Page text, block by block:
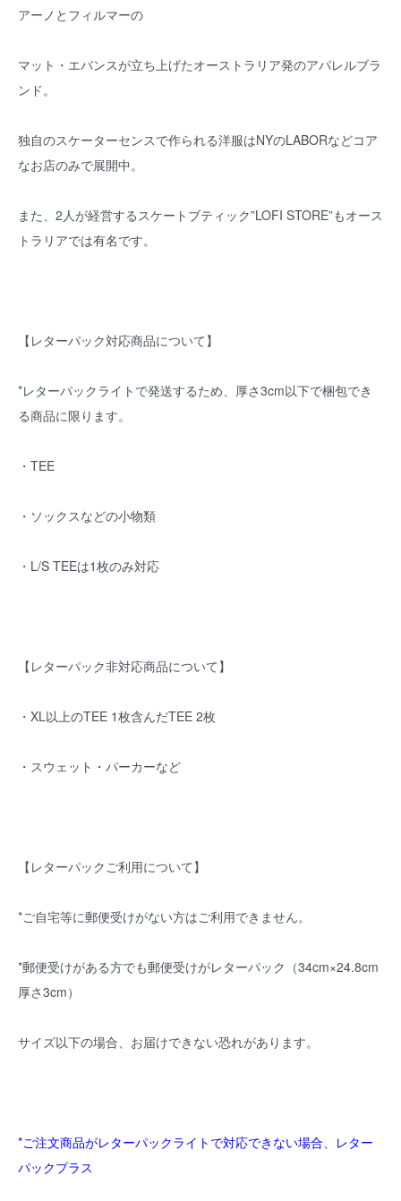
アーノとフィルマーの
マット・エバンスが立ち上げたオーストラリア発のアパレルブラ
ンド。
独自のスケーターセンスで作られる洋服はNYのLABORなどコア
なお店のみで展開中。
また、2人が経営するスケートブティック”LOFI STORE”もオース
トラリアでは有名です。
【レターパック対応商品について】
*レターパックライトで発送するため、厚さ3cm以下で梱包でき
る商品に限ります。
・TEE
・ソックスなどの小物類
・L/S TEEは1枚のみ対応
【レターパック非対応商品について】
・XL以上のTEE 1枚含んだTEE 2枚
・スウェット・パーカーなど
【レターパックご利用について】
*ご自宅等に郵便受けがない方はご利用できません。
*郵便受けがある方でも郵便受けがレターパック（34cm×24.8cm
厚さ3cm）
サイズ以下の場合、お届けできない恐れがあります。
*ご注文商品がレターパックライトで対応できない場合、レター
パックプラス